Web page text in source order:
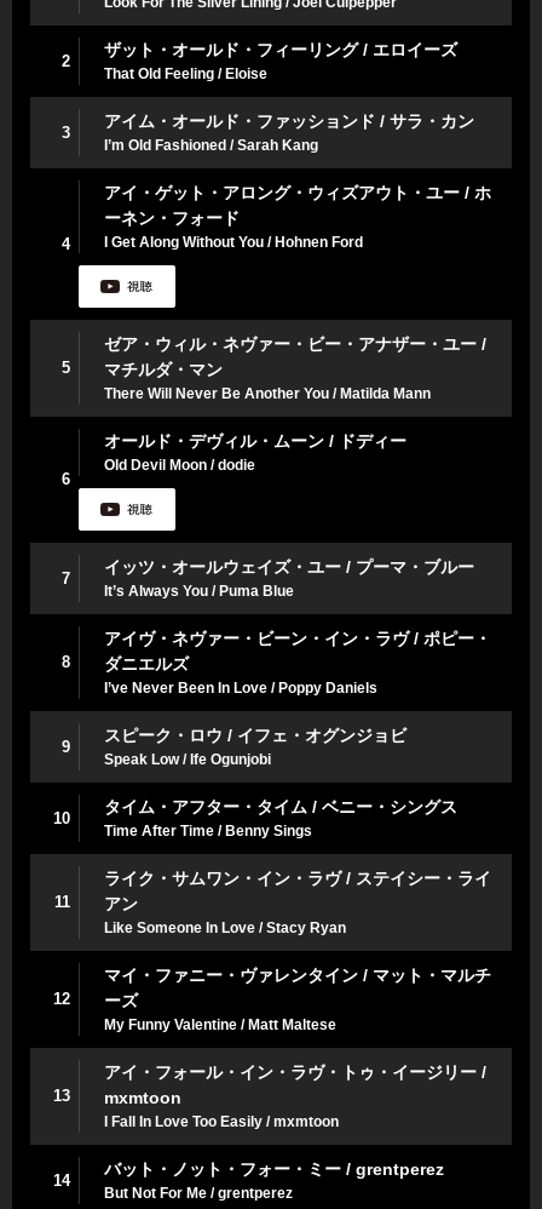
2
ザット・オールド・フィーリング / エロイーズ
That Old Feeling / Eloise
3
アイム・オールド・ファッションド / サラ・カン
I’m Old Fashioned / Sarah Kang
4
アイ・ゲット・アロング・ウィズアウト・ユー / ホ
ーネン・フォード
I Get Along Without You / Hohnen Ford
5
ゼア・ウィル・ネヴァー・ビー・アナザー・ユー /
マチルダ・マン
There Will Never Be Another You / Matilda Mann
6
オールド・デヴィル・ムーン / ドディー
Old Devil Moon / dodie
7
イッツ・オールウェイズ・ユー / プーマ・ブルー
It’s Always You / Puma Blue
8
アイヴ・ネヴァー・ビーン・イン・ラヴ / ポピー・
ダニエルズ
I’ve Never Been In Love / Poppy Daniels
9
スピーク・ロウ / イフェ・オグンジョビ
Speak Low / Ife Ogunjobi
10
タイム・アフター・タイム / ベニー・シングス
Time After Time / Benny Sings
11
ライク・サムワン・イン・ラヴ / ステイシー・ライ
アン
Like Someone In Love / Stacy Ryan
12
マイ・ファニー・ヴァレンタイン / マット・マルチ
ーズ
My Funny Valentine / Matt Maltese
13
アイ・フォール・イン・ラヴ・トゥ・イージリー /
mxmtoon
I Fall In Love Too Easily / mxmtoon
14
バット・ノット・フォー・ミー / grentperez
But Not For Me / grentperez